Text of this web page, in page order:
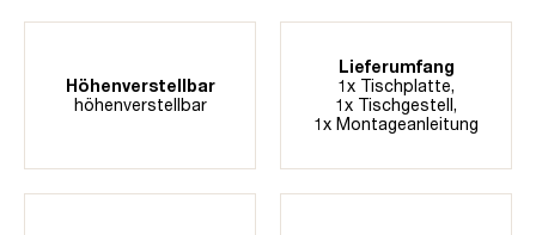
Höhenverstellbar
höhenverstellbar
Lieferumfang
1x Tischplatte,
1x Tischgestell,
1x Montageanleitung